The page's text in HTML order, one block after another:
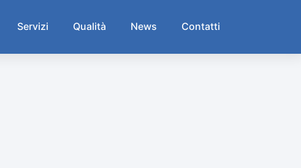
Servizi Qualità News Contatti